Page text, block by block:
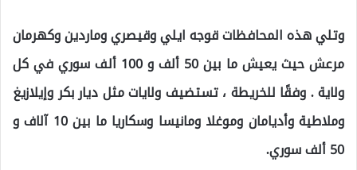
وتلي هذه المحافظات قوجه ايلي وقيصري وماردين وكهرمان
مرعش حيث يعيش ما بين 50 ألف و 100 ألف سوري في كل
ولاية . وفقًا للخريطة ، تستضيف ولايات مثل ديار بكر وإيلازيغ
وملاطية وأديامان وموغلا ومانيسا وسكاريا ما بين 10 آلاف و
50 ألف سوري.